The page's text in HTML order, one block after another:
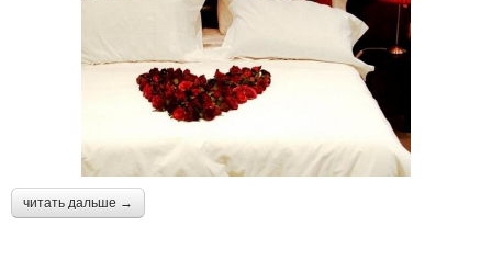
читать дальше →